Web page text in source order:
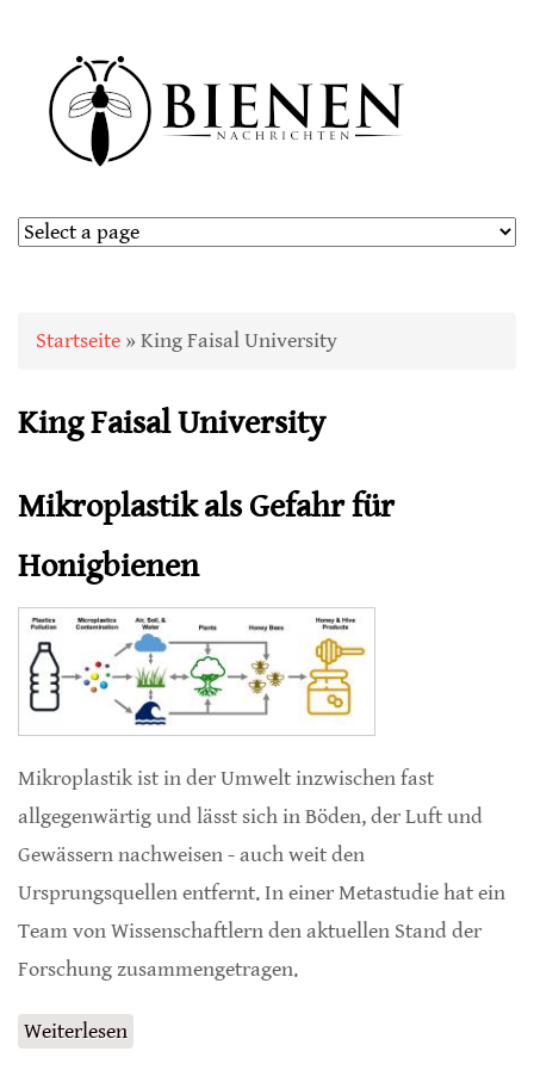
Sie sind hier
Startseite » King Faisal University
King Faisal University
Mikroplastik als Gefahr für
Honigbienen
Mikroplastik ist in der Umwelt inzwischen fast
allgegenwärtig und lässt sich in Böden, der Luft und
Gewässern nachweisen - auch weit den
Ursprungsquellen entfernt. In einer Metastudie hat ein
Team von Wissenschaftlern den aktuellen Stand der
Forschung zusammengetragen.
Weiterlesen